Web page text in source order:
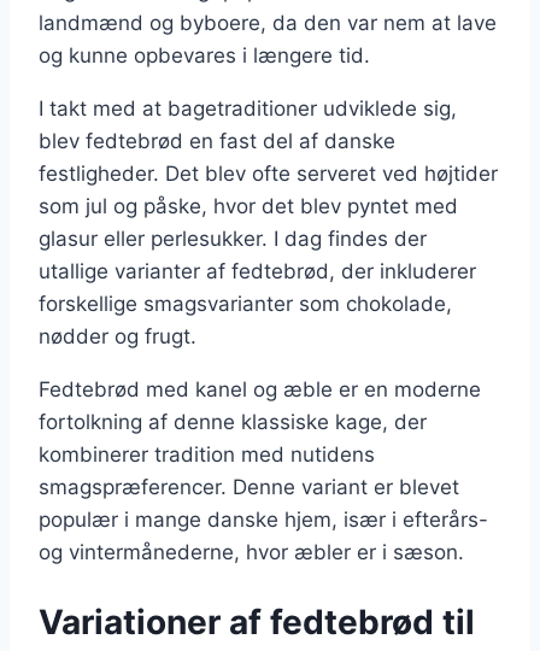
landmænd og byboere, da den var nem at lave
og kunne opbevares i længere tid.
I takt med at bagetraditioner udviklede sig,
blev fedtebrød en fast del af danske
festligheder. Det blev ofte serveret ved højtider
som jul og påske, hvor det blev pyntet med
glasur eller perlesukker. I dag findes der
utallige varianter af fedtebrød, der inkluderer
forskellige smagsvarianter som chokolade,
nødder og frugt.
Fedtebrød med kanel og æble er en moderne
fortolkning af denne klassiske kage, der
kombinerer tradition med nutidens
smagspræferencer. Denne variant er blevet
populær i mange danske hjem, især i efterårs-
og vintermånederne, hvor æbler er i sæson.
Variationer af fedtebrød til